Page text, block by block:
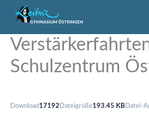
Schulzentrum
Download 17192 Dateigröße193.45 KB Datei-